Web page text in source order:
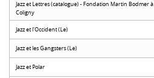
Jazz et Lettres (catalogue) - Fondation Martin Bodmer à
Coligny
Jazz et l'Occident (Le)
Jazz et les Gangsters (Le)
Jazz et Polar